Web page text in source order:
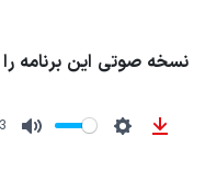
نسخه صوتی این برنامه را